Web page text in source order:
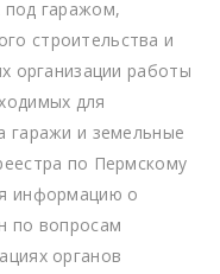
под гаражом,
строительства и
организации работы
для
гаражи и земельные
по Пермскому
информацию о
по вопросам
органов